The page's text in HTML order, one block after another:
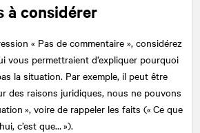
à considérer
« Pas de commentaire », considérez
vous permettraient d’expliquer pourquoi
la situation. Par exemple, il peut être
des raisons juridiques, nous ne pouvons
», voire de rappeler les faits (« Ce que
c’est que… »).